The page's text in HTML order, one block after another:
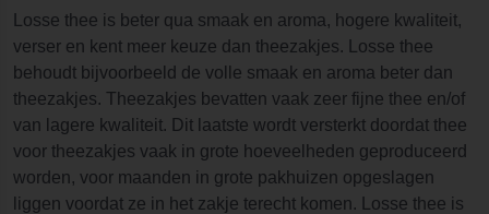
Losse thee is beter qua smaak en aroma, hogere kwaliteit,
verser en kent meer keuze dan theezakjes. Losse thee
behoudt bijvoorbeeld de volle smaak en aroma beter dan
theezakjes. Theezakjes bevatten vaak zeer fijne thee en/of
van lagere kwaliteit. Dit laatste wordt versterkt doordat thee
voor theezakjes vaak in grote hoeveelheden geproduceerd
worden, voor maanden in grote pakhuizen opgeslagen
liggen voordat ze in het zakje terecht komen. Losse thee is